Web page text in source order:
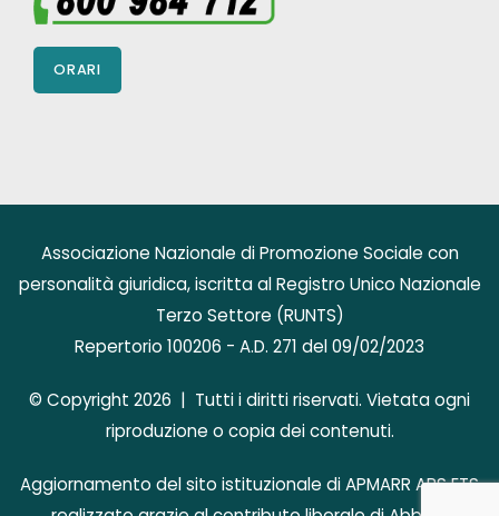
ORARI
Associazione Nazionale di Promozione Sociale con
personalità giuridica, iscritta al Registro Unico Nazionale
Terzo Settore (RUNTS)
Repertorio 100206 - A.D. 271 del 09/02/2023
© Copyright 2026 | Tutti i diritti riservati. Vietata ogni
riproduzione o copia dei contenuti.
Aggiornamento del sito istituzionale di APMARR APS ETS